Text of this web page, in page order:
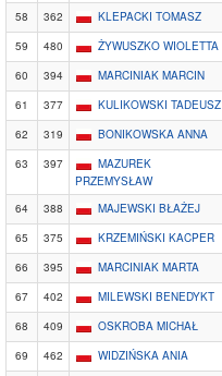
58 362 KLEPACKI TOMASZ
59
480 ŻYWUSZKO WIOLETTA
60
394 MARCINIAK MARCIN
61
377 KULIKOWSKI TADEUSZ
62
319 BONIKOWSKA ANNA
63
397
MAZUREK
PRZEMYSŁAW
64 388 MAJEWSKI BŁAŻEJ
65
375 KRZEMIŃSKI KACPER
66
395 MARCINIAK MARTA
67
402 MILEWSKI BENEDYKT
68
409 OSKROBA MICHAŁ
69
462 WIDZIŃSKA ANIA